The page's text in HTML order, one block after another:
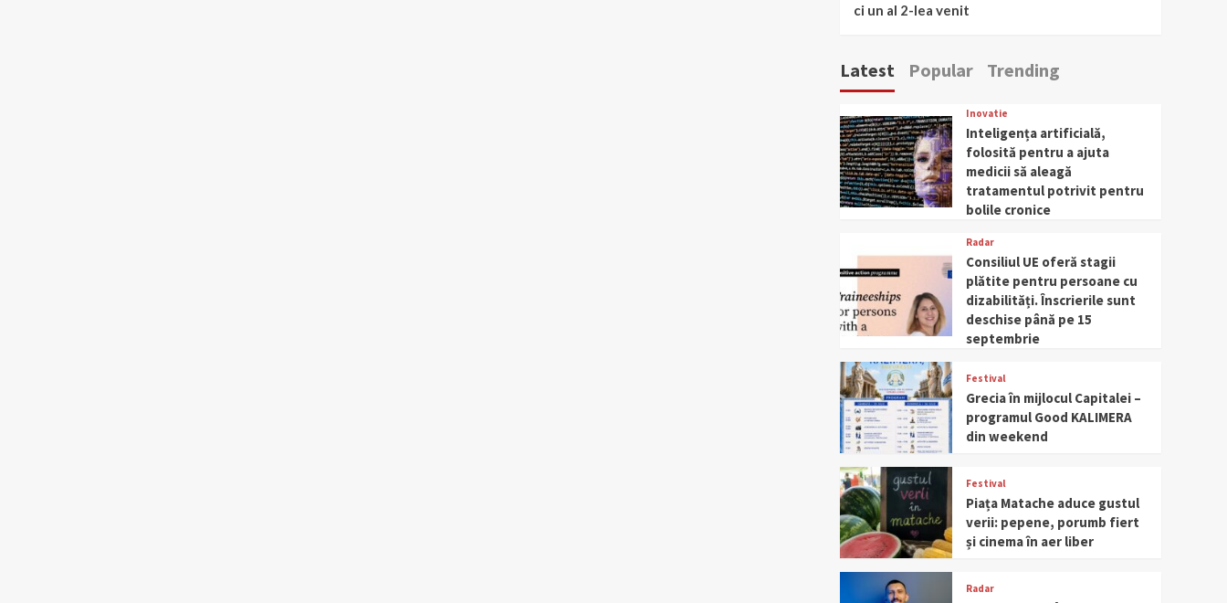
ci un al 2-lea venit
Latest Popular Trending
Inovatie
Inteligența artificială,
folosită pentru a ajuta
medicii să aleagă
tratamentul potrivit pentru
bolile cronice
Radar
Consiliul UE oferă stagii
plătite pentru persoane cu
dizabilități. Înscrierile sunt
deschise până pe 15
septembrie
Festival
Grecia în mijlocul Capitalei –
programul Good KALIMERA
din weekend
Festival
Piața Matache aduce gustul
verii: pepene, porumb fiert
și cinema în aer liber
Radar